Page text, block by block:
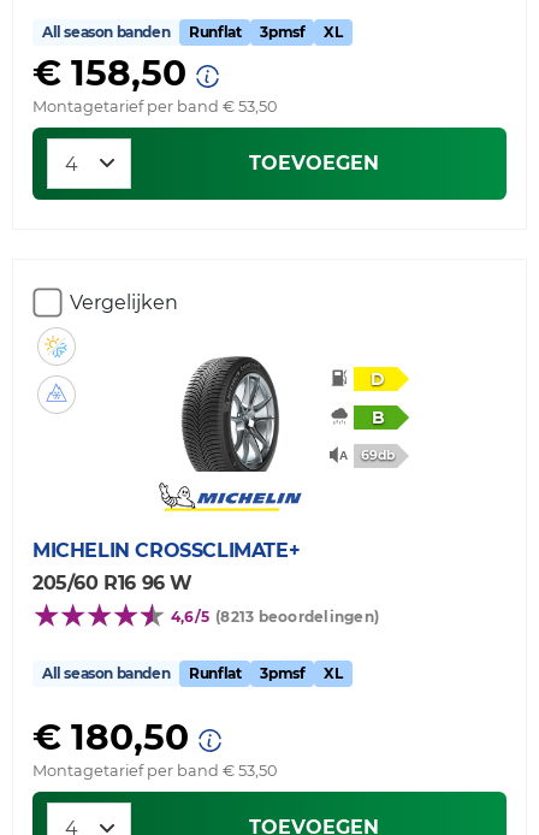
All season banden Runflat 3pmsf XL
€ 158,50
Montagetarief per band € 53,50
TOEVOEGEN
Vergelijken
D
B
69db
MICHELIN CROSSCLIMATE+
205/60 R16 96 W
4,6/5 (8213 beoordelingen)
All season banden Runflat 3pmsf XL
€ 180,50
Montagetarief per band € 53,50
TOEVOEGEN